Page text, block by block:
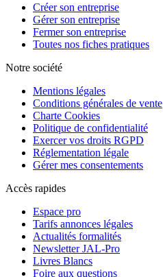
Créer son entreprise
Gérer son entreprise
Fermer son entreprise
Toutes nos fiches pratiques
Notre société
Mentions légales
Conditions générales de vente
Charte Cookies
Politique de confidentialité
Exercer vos droits RGPD
Réglementation légale
Gérer mes consentements
Accès rapides
Espace pro
Tarifs annonces légales
Actualités formalités
Newsletter JAL-Pro
Livres Blancs
Foire aux questions